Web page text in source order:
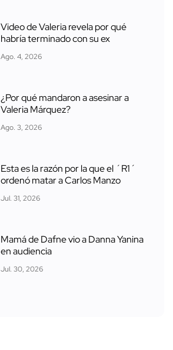
Video de Valeria revela por qué
habría terminado con su ex
Ago. 4, 2026
¿Por qué mandaron a asesinar a
Valeria Márquez?
Ago. 3, 2026
Esta es la razón por la que el ´R1´
ordenó matar a Carlos Manzo
Jul. 31, 2026
Mamá de Dafne vio a Danna Yanina
en audiencia
Jul. 30, 2026